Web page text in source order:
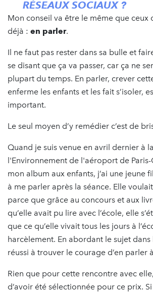
RÉSEAUX SOCIAUX ?
Mon conseil va être le même que ceux
déjà : en parler.
Il ne faut pas rester dans sa bulle et
se disant que ça va passer, car ça ne
plupart du temps. En parler, crever
enferme les enfants et les fait s’isoler,
important.
Le seul moyen d’y remédier c’est de
Quand je suis venue en avril dernier à
l'Environnement de l'aéroport de
mon album aux enfants, j’ai une jeune
à me parler après la séance. Elle
parce que grâce au concours et aux
qu’elle avait pu lire avec l’école, elle
que ce qu’elle vivait tous les jours à
harcèlement. En abordant le sujet dans
réussi à trouver le courage d’en parler
Rien que pour cette rencontre avec
d’avoir été sélectionnée pour ce prix.